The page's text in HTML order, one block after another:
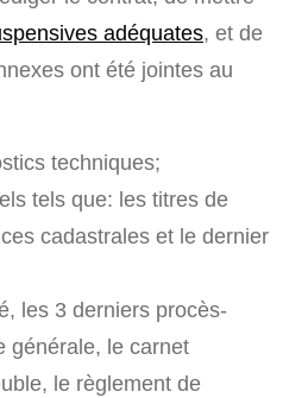
adéquates, et de
ont été jointes au
techniques;
tels que: les titres de
cadastrales et le dernier
les 3 derniers procès-
générale, le carnet
le règlement de